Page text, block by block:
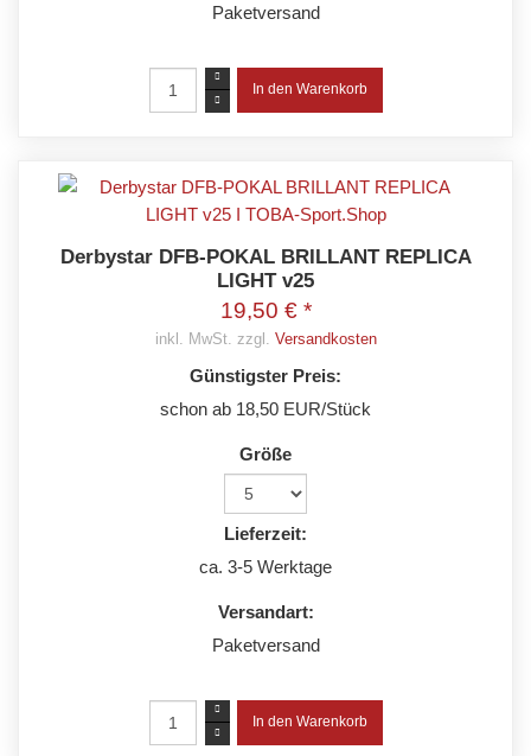
Paketversand
Derbystar DFB-POKAL BRILLANT REPLICA
LIGHT v25
19,50 € *
inkl. MwSt. zzgl. Versandkosten
Günstigster Preis:
schon ab 18,50 EUR/Stück
Größe
Lieferzeit:
ca. 3-5 Werktage
Versandart:
Paketversand